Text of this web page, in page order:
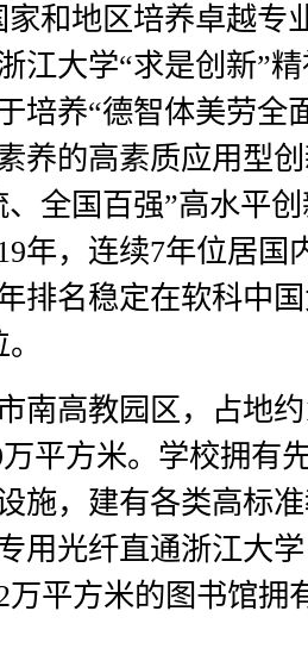
家和地区培养卓越专
江大学“求是创新”
培养“德智体美劳全
养的高素质应用型
、全国百强”高水平
年，连续7年位居国
排名稳定在软科中
南高教园区，占地
平方米。学校拥有
施，建有各类高标
用光纤直通浙江大
万平方米的图书馆拥